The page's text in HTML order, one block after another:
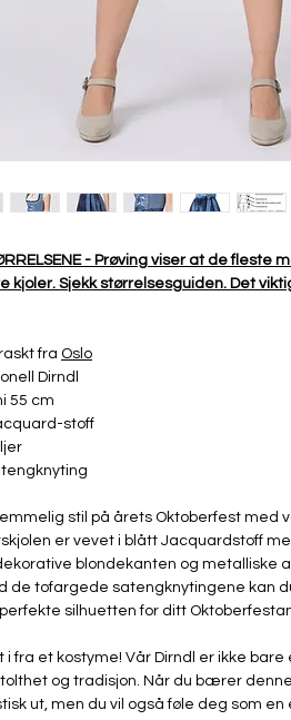
- Prøving viser at de fleste
kjoler. Sjekk størrelsesguiden. Det
fra Oslo
Dirndl
55 cm
stoff
stil på årets Oktoberfest med
er vevet i blått Jacquardstoff
blondekanten og metalliske
de tofargede satengknytingene kan
silhuetten for ditt
i fra et kostyme! Vår Dirndl er ikke
og tradisjon. Når du bærer
ut, men du vil også føle deg som en